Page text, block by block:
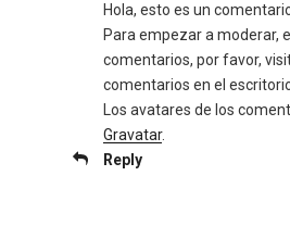
Hola, esto es un
Para empezar a moderar,
comentarios, por favor,
comentarios en el
Los avatares de los
Gravatar.
Reply